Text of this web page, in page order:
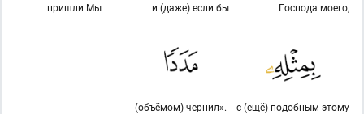
Господа моего,
и (даже) если бы
пришли Мы
с (ещё) подобным этому
(объёмом) чернил».